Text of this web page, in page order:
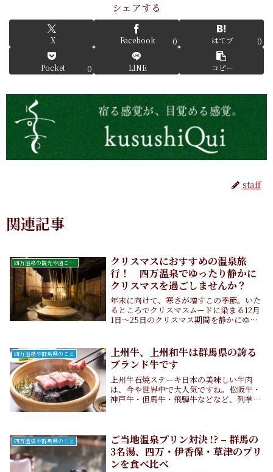
シェアする
X Facebook 0 はてブ 0
Pocket 0 LINE コピー
staff
関連記事
四万温泉の観光や過ごし方
クリスマスにおすすめの温泉旅
行！ 四万温泉でゆったり静かに
クリスマスを過ごしませんか？
年末に向けて、寒さが増すこの季節。いた
るところでクリスマスムードに染まる12月
1日〜25日のクリスマス期間を静かにゆっ
として有名な群馬県のなかでも「群馬の四
大温泉地...
四万温泉や群馬県のこと
上州牛、上州和牛は群馬県の誇る
ブランド牛です
上州牛石焼ステーキ日本の美味しい牛肉
は、今や世界中で大人気ですね。松阪牛・
神戸牛・但馬牛・飛騨牛などなど、列挙し
州牛と上州和牛に...
四万温泉や群馬県のこと
ご当地温泉プリン対決 !? – 群馬の
3名湯、四万・伊香保・草津のプリ
ンを食べ比べ